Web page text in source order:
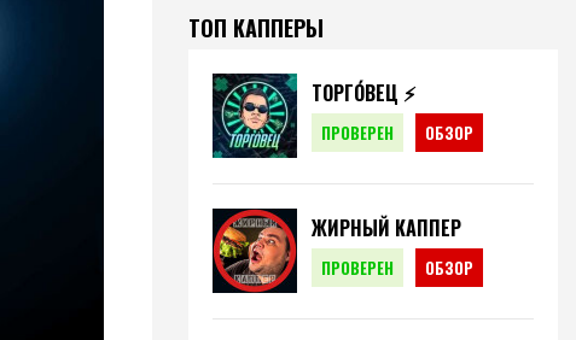
ТОП КАППЕРЫ
ТОРГО́ВЕЦ ⚡️
ПРОВЕРЕН ОБЗОР
ЖИРНЫЙ КАППЕР
ПРОВЕРЕН ОБЗОР